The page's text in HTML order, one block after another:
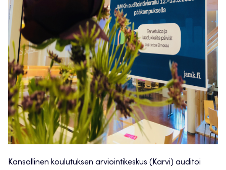
Kansallinen koulutuksen arviointikeskus (Karvi) auditoi